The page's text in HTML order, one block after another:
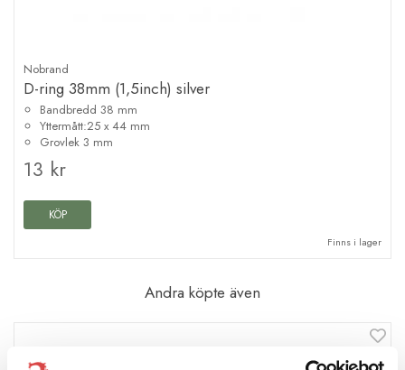
Nobrand
D-ring 38mm (1,5inch) silver
Bandbredd 38 mm
Yttermått:25 x 44 mm
Grovlek 3 mm
13 kr
KÖP
Finns i lager
Andra köpte även